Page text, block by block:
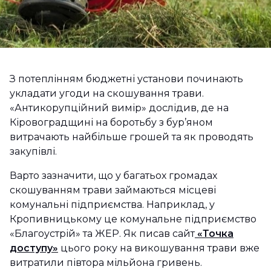
З потеплінням бюджетні установи починають
укладати угоди на скошування трави.
«Антикорупційний вимір» дослідив, де на
Кіровоградщині на боротьбу з бур’яном
витрачають найбільше грошей та як проводять
закупівлі.
Варто зазначити, що у багатьох громадах
скошуванням трави займаються місцеві
комунальні підприємства. Наприклад, у
Кропивницькому це комунальне підприємство
«Благоустрій» та ЖЕР. Як писав сайт«Точка
доступу» цього року на викошування трави вже
витратили півтора мільйона гривень.